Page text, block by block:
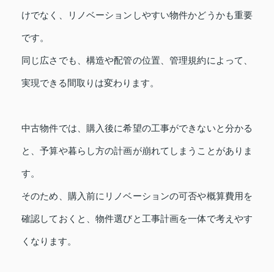
けでなく、リノベーションしやすい物件かどうかも重要
です。
同じ広さでも、構造や配管の位置、管理規約によって、
実現できる間取りは変わります。
中古物件では、購入後に希望の工事ができないと分かる
と、予算や暮らし方の計画が崩れてしまうことがありま
す。
そのため、購入前にリノベーションの可否や概算費用を
確認しておくと、物件選びと工事計画を一体で考えやす
くなります。